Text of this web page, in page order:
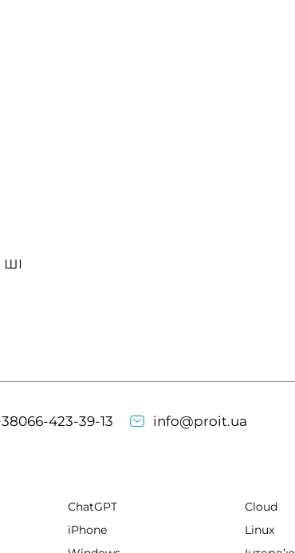
ШІ
423-39-13 info@proit.ua
ChatGPT Cloud
iPhone Linux